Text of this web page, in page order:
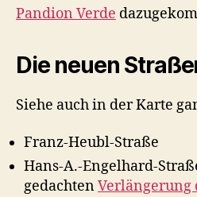
Pandion Verde
Die neuen
Siehe auch in der Karte
Franz-Heubl-Straße
Hans-A.-Engelhard-
gedachtenVerlängerung